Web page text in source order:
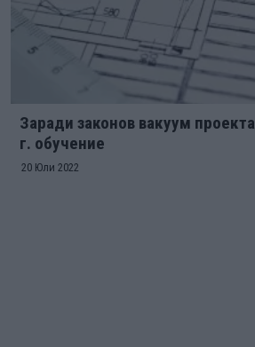
Заради законов вакуум
г. обучение
20 Юли 2022